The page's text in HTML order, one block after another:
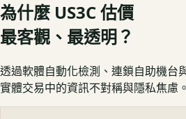
為什麼 US3C 估價
最客觀、最透明？
透過軟體自動化檢測、連鎖自助機台
實體交易中的資訊不對稱與隱私焦慮。